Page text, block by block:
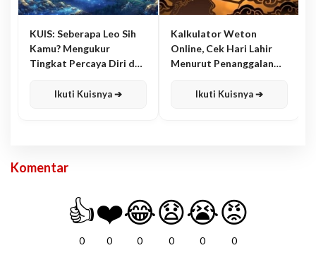
KUIS: Seberapa Leo Sih
Kamu? Mengukur
Tingkat Percaya Diri dan
Ikuti Kuisnya ➔
Kalkulator Weton
Online, Cek Hari Lahir
Menurut Penanggalan
Ikuti Kuisnya ➔
Komentar
👍
0
❤️
0
😂
0
😧
0
😭
0
😡
0